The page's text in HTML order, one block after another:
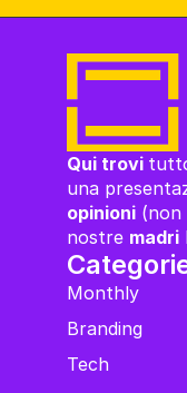
Qui trovi
una
opinioni (non
nostre madri
Monthly
Branding
Tech